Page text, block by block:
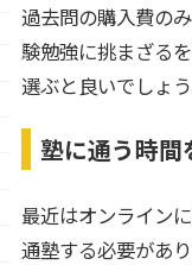
過去問の購入費の
験勉強に挑まざる
選ぶと良いでしょう
塾に通う時間
最近はオンライン
通塾する必要があ